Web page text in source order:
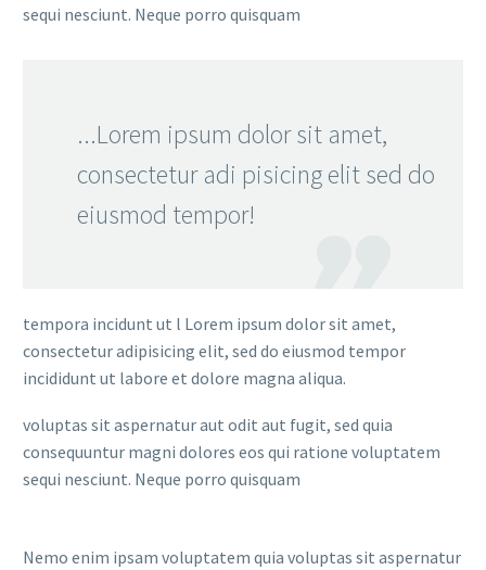
sequi nesciunt. Neque porro quisquam
...Lorem ipsum dolor sit amet,
consectetur adi pisicing elit sed do
eiusmod tempor!
tempora incidunt ut l Lorem ipsum dolor sit amet,
consectetur adipisicing elit, sed do eiusmod tempor
incididunt ut labore et dolore magna aliqua.
voluptas sit aspernatur aut odit aut fugit, sed quia
consequuntur magni dolores eos qui ratione voluptatem
sequi nesciunt. Neque porro quisquam
Nemo enim ipsam voluptatem quia voluptas sit aspernatur